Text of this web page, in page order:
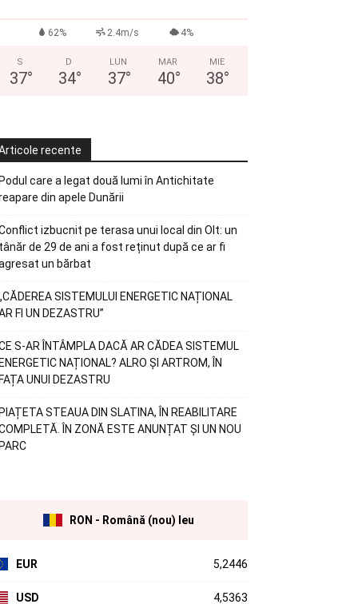
62% 2.4m/s 4%
S
37°
D
34°
LUN
37°
MAR
40°
MIE
38°
recente
Podul care a legat două lumi în Antichitate
din apele Dunării
izbucnit pe terasa unui local din Olt: un
tânăr de 29 de ani a fost reținut după ce ar fi
un bărbat
SISTEMULUI ENERGETIC NAȚIONAL
FI UN DEZASTRU”
S-AR ÎNTÂMPLA DACĂ AR CĂDEA SISTEMUL
ENERGETIC NAȚIONAL? ALRO ȘI ARTROM, ÎN
FAȚA UNUI DEZASTRU
PIAȚETA STEAUA DIN SLATINA, ÎN REABILITARE
ÎN ZONĂ ESTE ANUNȚAT ȘI UN NOU
PARC
RON - Română (nou) leu
EUR 5,2446
USD 4,5363